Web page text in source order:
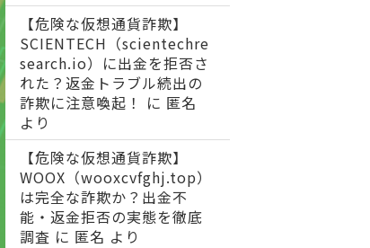
【危険な仮想通貨詐欺】
SCIENTECH（scientechre
search.io）に出金を拒否さ
れた？返金トラブル続出の
詐欺に注意喚起！
に 匿名
より
【危険な仮想通貨詐欺】
WOOX（wooxcvfghj.top）
は完全な詐欺か？出金不
能・返金拒否の実態を徹底
調査 に 匿名 より